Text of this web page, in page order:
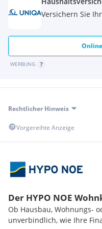
*) Beim Preis handelt es
sowohl nach unten als
Der Vermittler ist als
Angaben gemäß
Heizwärmebedarf: 42.0
Faktor
Klasse Faktor
Versichern Sie
WERBUNG
Rechtlicher Hinweis
Vorgereihte Anzeige
Der HYPO NOE
Ob Hausbau, Wohnungs-
unverbindlich, wie Ihre